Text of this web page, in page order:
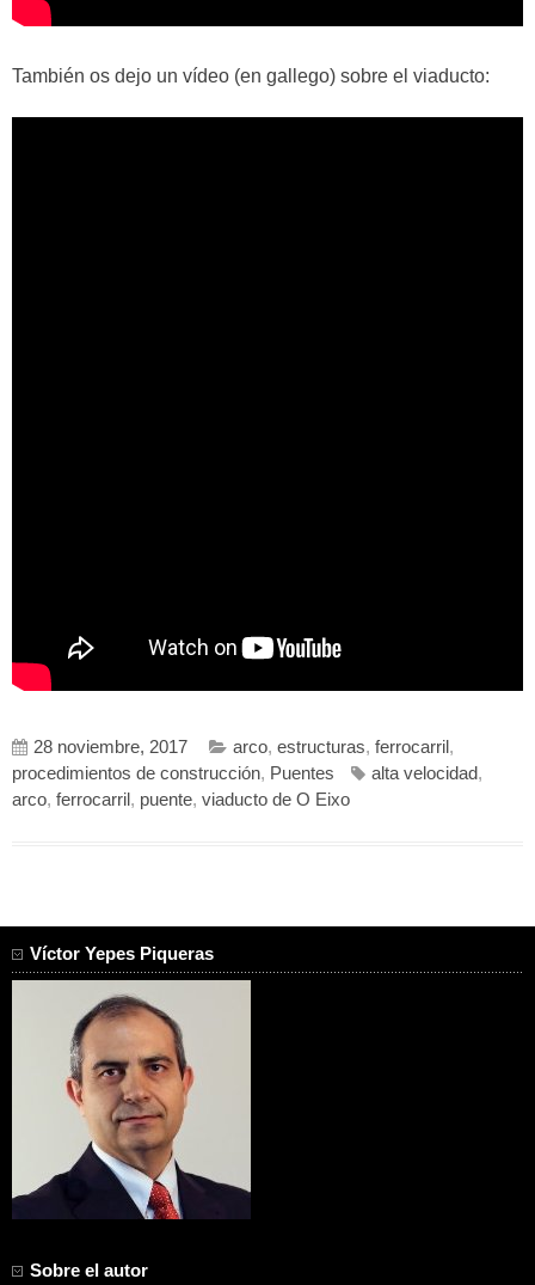
También os dejo un vídeo (en gallego) sobre el viaducto:
28 noviembre, 2017 arco, estructuras, ferrocarril ,
procedimientos de construcción, Puentes alta velocidad,
arco, ferrocarril , puente, viaducto de O Eixo
Víctor Yepes Piqueras
Sobre el autor